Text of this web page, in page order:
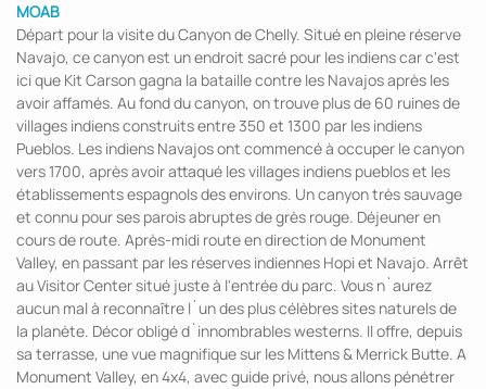
MOAB
Départ pour la visite du Canyon de Chelly. Situé en pleine réserve
Navajo, ce canyon est un endroit sacré pour les indiens car c'est
ici que Kit Carson gagna la bataille contre les Navajos après les
avoir affamés. Au fond du canyon, on trouve plus de 60 ruines de
villages indiens construits entre 350 et 1300 par les indiens
Pueblos. Les indiens Navajos ont commencé à occuper le canyon
vers 1700, après avoir attaqué les villages indiens pueblos et les
établissements espagnols des environs. Un canyon très sauvage
et connu pour ses parois abruptes de grès rouge. Déjeuner en
cours de route. Après-midi route en direction de Monument
Valley, en passant par les réserves indiennes Hopi et Navajo. Arrêt
au Visitor Center situé juste à l'entrée du parc. Vous n`aurez
aucun mal à reconnaître l`un des plus célèbres sites naturels de
la planète. Décor obligé d`innombrables westerns. Il offre, depuis
sa terrasse, une vue magnifique sur les Mittens & Merrick Butte. A
Monument Valley, en 4x4, avec guide privé, nous allons pénétrer